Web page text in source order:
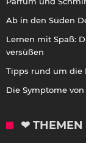
Ab in den Süden
Lernen mit Spaß:
versüßen
Tipps rund um die
Die Symptome
❤ THEMEN